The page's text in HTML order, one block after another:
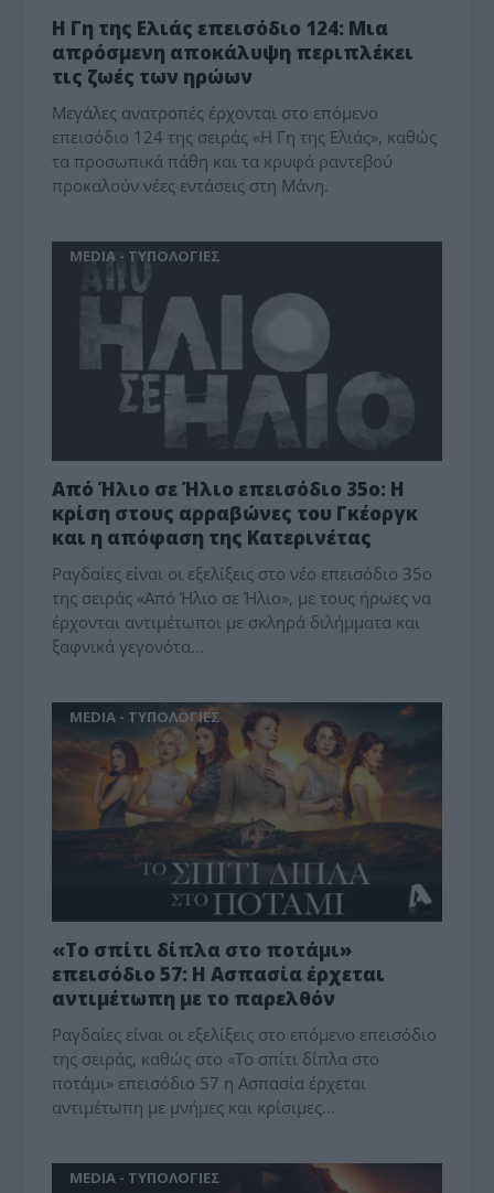
Η Γη της Ελιάς επεισόδιο 124: Μια
απρόσμενη αποκάλυψη περιπλέκει
τις ζωές των ηρώων
Μεγάλες ανατροπές έρχονται στο επόμενο
επεισόδιο 124 της σειράς «Η Γη της Ελιάς», καθώς
τα προσωπικά πάθη και τα κρυφά ραντεβού
προκαλούν νέες εντάσεις στη Μάνη.
MEDIA - ΤΥΠΟΛΟΓΙΕΣ
Από Ήλιο σε Ήλιο επεισόδιο 35ο: Η
κρίση στους αρραβώνες του Γκέοργκ
και η απόφαση της Κατερινέτας
Ραγδαίες είναι οι εξελίξεις στο νέο επεισόδιο 35ο
της σειράς «Από Ήλιο σε Ήλιο», με τους ήρωες να
έρχονται αντιμέτωποι με σκληρά διλήμματα και
ξαφνικά γεγονότα…
MEDIA - ΤΥΠΟΛΟΓΙΕΣ
«Το σπίτι δίπλα στο ποτάμι»
επεισόδιο 57: Η Ασπασία έρχεται
αντιμέτωπη με το παρελθόν
Ραγδαίες είναι οι εξελίξεις στο επόμενο επεισόδιο
της σειράς, καθώς στο «Το σπίτι δίπλα στο
ποτάμι» επεισόδιο 57 η Ασπασία έρχεται
αντιμέτωπη με μνήμες και κρίσιμες…
MEDIA - ΤΥΠΟΛΟΓΙΕΣ